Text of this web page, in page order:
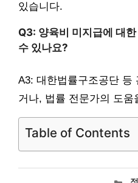
있습니다.
Q3: 양육비 미지급에 대
수 있나요?
A3: 대한법률구조공단 등
거나, 법률 전문가의 도
Table of Contents
카